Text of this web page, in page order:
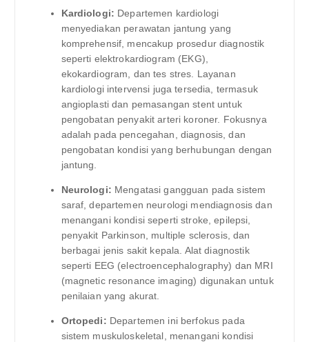
Kardiologi: Departemen kardiologi
menyediakan perawatan jantung yang
komprehensif, mencakup prosedur diagnostik
seperti elektrokardiogram (EKG),
ekokardiogram, dan tes stres. Layanan
kardiologi intervensi juga tersedia, termasuk
angioplasti dan pemasangan stent untuk
pengobatan penyakit arteri koroner. Fokusnya
adalah pada pencegahan, diagnosis, dan
pengobatan kondisi yang berhubungan dengan
jantung.
Neurologi: Mengatasi gangguan pada sistem
saraf, departemen neurologi mendiagnosis dan
menangani kondisi seperti stroke, epilepsi,
penyakit Parkinson, multiple sclerosis, dan
berbagai jenis sakit kepala. Alat diagnostik
seperti EEG (electroencephalography) dan MRI
(magnetic resonance imaging) digunakan untuk
penilaian yang akurat.
Ortopedi: Departemen ini berfokus pada
sistem muskuloskeletal, menangani kondisi